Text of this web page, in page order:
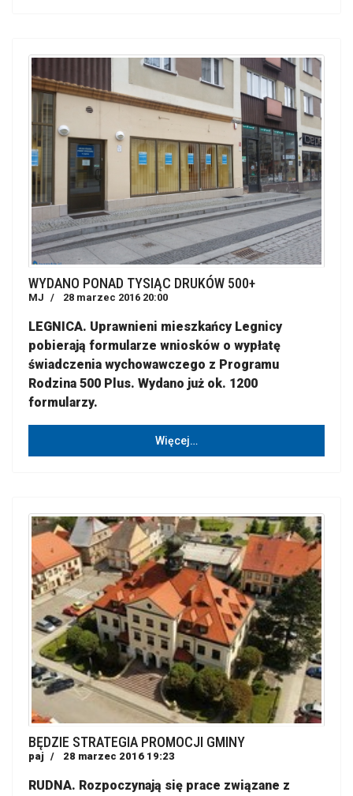
WYDANO PONAD TYSIĄC DRUKÓW 500+
MJ 28 marzec 2016 20:00
LEGNICA. Uprawnieni mieszkańcy Legnicy
pobierają formularze wniosków o wypłatę
świadczenia wychowawczego z Programu
Rodzina 500 Plus. Wydano już ok. 1200
formularzy.
Więcej…
BĘDZIE STRATEGIA PROMOCJI GMINY
paj 28 marzec 2016 19:23
RUDNA. Rozpoczynają się prace związane z